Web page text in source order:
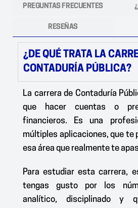
PREGUNTAS FRECUENTES
RESEÑAS
¿DE QUÉ TRATA LA
CONTADURÍA PÚBLICA?
La carrera de Contaduría
que hacer cuentas o
financieros. Es una
múltiples aplicaciones, que te
esa área que realmente te
Para estudiar esta carrera,
tengas gusto por los
analítico, disciplinado y